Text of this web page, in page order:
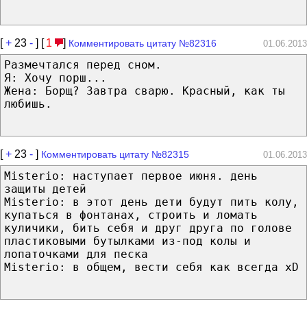
[+ 23 - ] [ 1 ] Комментировать цитату №82316 01.06.2013
Размечтался перед сном.
Я: Хочу порш...
Жена: Борщ? Завтра сварю. Красный, как ты
любишь.
[+ 23 - ] Комментировать цитату №82315 01.06.2013
Misterio: наступает первое июня. день
защиты детей
Misterio: в этот день дети будут пить колу,
купаться в фонтанах, строить и ломать
куличики, бить себя и друг друга по голове
пластиковыми бутылками из-под колы и
лопаточками для песка
Misterio: в общем, вести себя как всегда xD